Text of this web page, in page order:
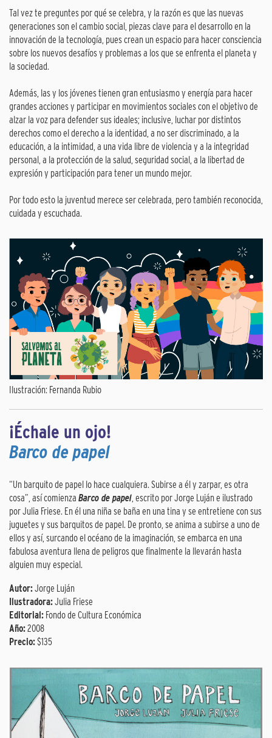
Tal vez te preguntes por qué se celebra, y la razón es que las nuevas
generaciones son el cambio social, piezas clave para el desarrollo en la
innovación de la tecnología, pues crean un espacio para hacer consciencia
sobre los nuevos desafíos y problemas a los que se enfrenta el planeta y
la sociedad.
Además, las y los jóvenes tienen gran entusiasmo y energía para hacer
grandes acciones y participar en movimientos sociales con el objetivo de
alzar la voz para defender sus ideales; inclusive, luchar por distintos
derechos como el derecho a la identidad, a no ser discriminado, a la
educación, a la intimidad, a una vida libre de violencia y a la integridad
personal, a la protección de la salud, seguridad social, a la libertad de
expresión y participación para tener un mundo mejor.
Por todo esto la juventud merece ser celebrada, pero también reconocida,
cuidada y escuchada.
Ilustración: Fernanda Rubio
¡Échale un ojo!
Barco de papel
“Un barquito de papel lo hace cualquiera. Subirse a él y zarpar, es otra
cosa”, así comienza Barco de papel , escrito por Jorge Luján e ilustrado
por Julia Friese. En él una niña se baña en una tina y se entretiene con sus
juguetes y sus barquitos de papel. De pronto, se anima a subirse a uno de
ellos y así, surcando el océano de la imaginación, se embarca en una
fabulosa aventura llena de peligros que finalmente la llevarán hasta
alguien muy especial.
Autor:Jorge Luján
Ilustradora:Julia Friese
Editorial: Fondo de Cultura Económica
Año:2008
Precio:$135